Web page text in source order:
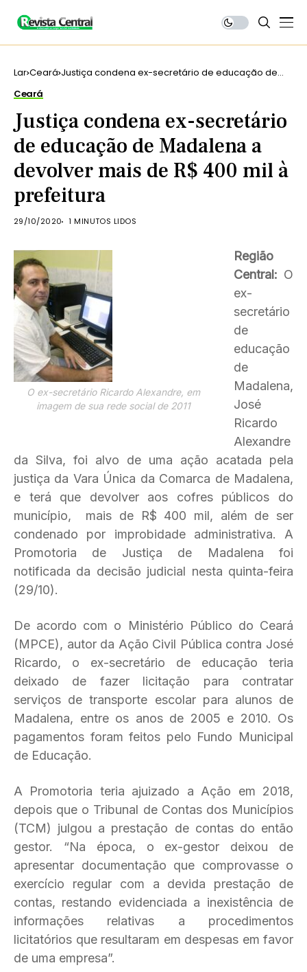
Lar Ceará Justiça condena ex-secretário de educação de
Ceará
Justiça condena ex-secretário
de educação de Madalena a
devolver mais de R$ 400 mil à
prefeitura
29/10/2020 1 MINUTOS LIDOS
O ex-secretário Ricardo Alexandre, em
imagem de sua rede social de 2011
Região
Central: O
ex-
secretário
de
educação
de
Madalena,
José
Ricardo
Alexandre
da Silva, foi alvo de uma ação acatada pela
justiça da Vara Única da Comarca de Madalena,
e terá que devolver aos cofres públicos do
município, mais de R$ 400 mil, além de ser
condenado por improbidade administrativa. A
Promotoria de Justiça de Madalena foi
notificada da decisão judicial nesta quinta-feira
(29/10).
De acordo com o Ministério Público do Ceará
(MPCE), autor da Ação Civil Pública contra José
Ricardo, o ex-secretário de educação teria
deixado de fazer licitação para contratar
serviços de transporte escolar para alunos de
Madalena, entre os anos de 2005 e 2010. Os
pagamentos foram feitos pelo Fundo Municipal
de Educação.
A Promotoria teria ajuizado a Ação em 2018,
depois que o Tribunal de Contas dos Municípios
(TCM) julgou a prestação de contas do então
gestor. “Na época, o ex-gestor deixou de
apresentar documentação que comprovasse o
exercício regular com a devida prestação de
contas, restando evidenciada a inexistência de
informações relativas a procedimentos
licitatórios que resultaram em despesas em favor
de uma empresa”.